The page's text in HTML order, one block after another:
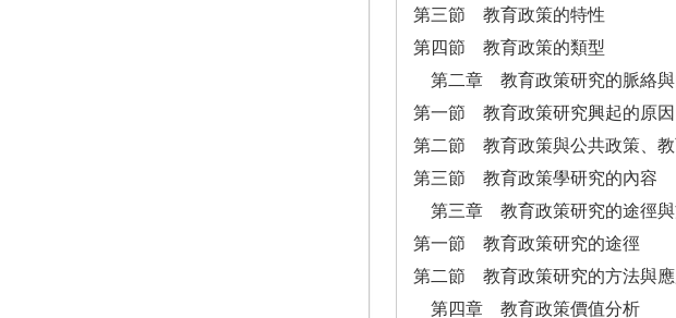
第三節 教育政策的特性
第四節 教育政策的類型
第二章 教育政策研究的脈絡與
第一節 教育政策研究興起的原因
第二節 教育政策與公共政策、
第三節 教育政策學研究的內容
第三章 教育政策研究的途徑與
第一節 教育政策研究的途徑
第二節 教育政策研究的方法與應
第四章 教育政策價值分析